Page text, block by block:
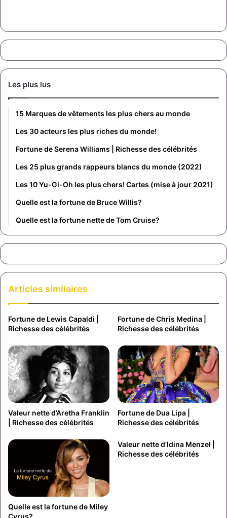
Les plus lus
15 Marques de vêtements les plus chers au monde
Les 30 acteurs les plus riches du monde!
Fortune de Serena Williams | Richesse des célébrités
Les 25 plus grands rappeurs blancs du monde (2022)
Les 10 Yu-Gi-Oh les plus chers! Cartes (mise à jour 2021)
Quelle est la fortune de Bruce Willis?
Quelle est la fortune nette de Tom Cruise?
Articles similaires
Fortune de Lewis Capaldi |
Richesse des célébrités
Fortune de Chris Medina |
Richesse des célébrités
Valeur nette d’Aretha Franklin
| Richesse des célébrités
Fortune de Dua Lipa |
Richesse des célébrités
Quelle est la fortune de Miley
Cyrus?
Valeur nette d’Idina Menzel |
Richesse des célébrités